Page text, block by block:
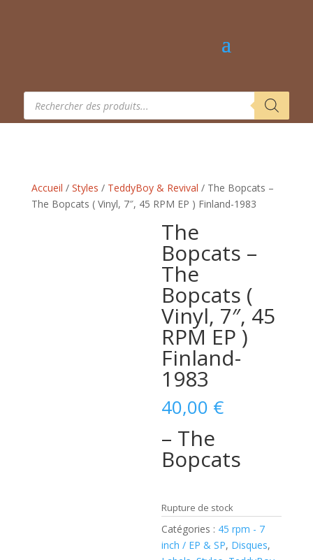
Recherche
produits
Accueil / Styles / TeddyBoy & Revival / The Bopcats –
The Bopcats ( Vinyl, 7″, 45 RPM EP ) Finland-1983
The
Bopcats –
The
Bopcats (
Vinyl, 7″, 45
RPM EP )
Finland-
1983
40,00 €
– The
Bopcats
Rupture de stock
Catégories : 45 rpm - 7
inch / EP & SP, Disques,